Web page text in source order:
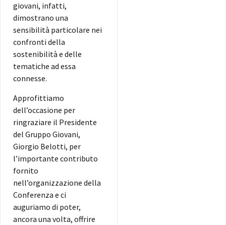
giovani, infatti,
dimostrano una
sensibilità particolare nei
confronti della
sostenibilità e delle
tematiche ad essa
connesse.
Approfittiamo
dell’occasione per
ringraziare il Presidente
del Gruppo Giovani,
Giorgio Belotti, per
l’importante contributo
fornito
nell’organizzazione della
Conferenza e ci
auguriamo di poter,
ancora una volta, offrire